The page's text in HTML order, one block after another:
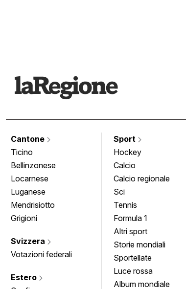
Cantone
Ticino
Bellinzonese
Locarnese
Luganese
Mendrisiotto
Grigioni
Svizzera
Votazioni federali
Estero
Sport
Hockey
Calcio
Calcio regionale
Sci
Tennis
Formula 1
Altri sport
Storie mondiali
Sportellate
Luce rossa
Album mondiale